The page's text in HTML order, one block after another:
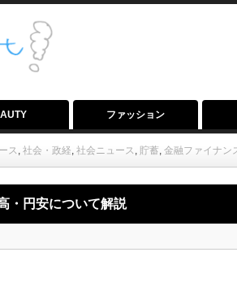
ファッション
ス, 社会・政経, 社会ニュース, 貯蓄, 金融ファイナン
・円安について解説